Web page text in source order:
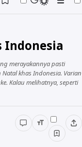
Indonesia
merayakannya pasti
khas Indonesia. Varian
Kalau melihatnya, seperti